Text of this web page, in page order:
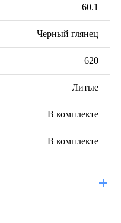
60.1
Черный глянец
620
Литые
В комплекте
В комплекте